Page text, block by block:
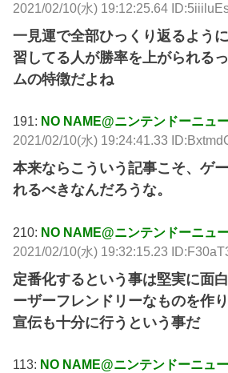
2021/02/10(水) 19:12:25.64
一見運で全部ひっくり返るよう
習してる人が勝率を上がられる
ムの特徴だよね
191: NO NAME@ニンテンドーニュ
2021/02/10(水) 19:24:41.33
本来ならこういう記事こそ、ゲ
れるべきなんだろうな。
210: NO NAME@ニンテンドーニュ
2021/02/10(水) 19:32:15.23
定番化するという事は堅実に面
ーザーフレンドリーなものを作り
宣伝も十分に行うという事だ
113: NO NAME@ニンテンドーニュ